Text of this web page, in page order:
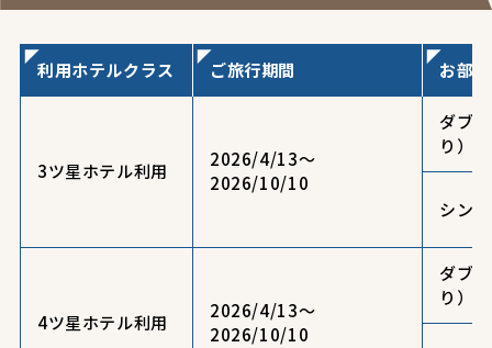
利用ホテルクラス ご旅行期間 お部
3ツ星ホテル利用
2026/4/13～
2026/10/10
ダブ
り）
シン
4ツ星ホテル利用
2026/4/13～
2026/10/10
ダブ
り）